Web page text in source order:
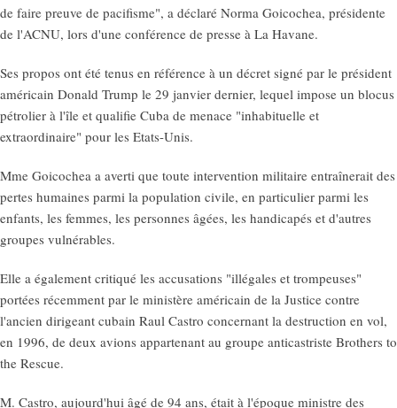
de faire preuve de pacifisme", a déclaré Norma Goicochea, présidente
de l'ACNU, lors d'une conférence de presse à La Havane.
Ses propos ont été tenus en référence à un décret signé par le président
américain Donald Trump le 29 janvier dernier, lequel impose un blocus
pétrolier à l'île et qualifie Cuba de menace "inhabituelle et
extraordinaire" pour les Etats-Unis.
Mme Goicochea a averti que toute intervention militaire entraînerait des
pertes humaines parmi la population civile, en particulier parmi les
enfants, les femmes, les personnes âgées, les handicapés et d'autres
groupes vulnérables.
Elle a également critiqué les accusations "illégales et trompeuses"
portées récemment par le ministère américain de la Justice contre
l'ancien dirigeant cubain Raul Castro concernant la destruction en vol,
en 1996, de deux avions appartenant au groupe anticastriste Brothers to
the Rescue.
M. Castro, aujourd'hui âgé de 94 ans, était à l'époque ministre des